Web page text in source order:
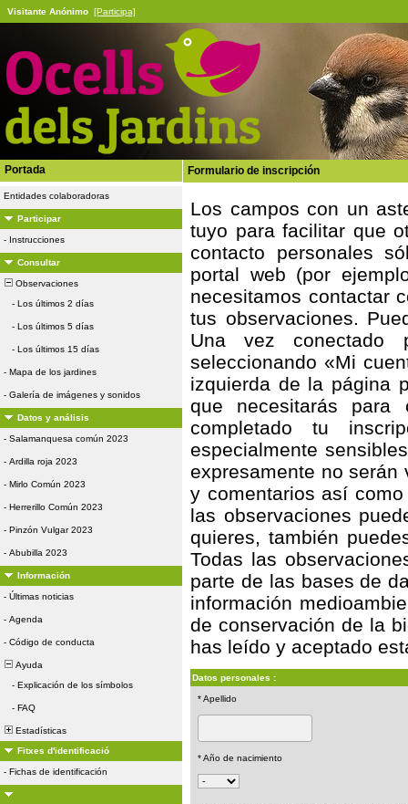
Visitante Anónimo [Participa]
Portada
Entidades colaboradoras
Participar
- Instrucciones
Consultar
Observaciones
- Los últimos 2 días
- Los últimos 5 días
- Los últimos 15 días
- Mapa de los jardines
- Galería de imágenes y sonidos
Datos y análisis
- Salamanquesa común 2023
- Ardilla roja 2023
- Mirlo Común 2023
- Herrerillo Común 2023
- Pinzón Vulgar 2023
- Abubilla 2023
Información
- Últimas noticias
- Agenda
- Código de conducta
Ayuda
- Explicación de los símbolos
- FAQ
Estadísticas
Fitxes d'identificació
- Fichas de identificación
Formulario de inscripción
Los campos con un
tuyo para facilitar que
contacto personales
portal web (por
necesitamos contactar
tus observaciones.
Una vez conectado
seleccionando «Mi
izquierda de la página
que necesitarás para
completado tu
especialmente
expresamente no
y comentarios así
las observaciones
quieres, también
Todas las
parte de las bases de
información
de conservación de la
has leído y aceptado
Datos personales :
* Apellido
* Año de nacimiento